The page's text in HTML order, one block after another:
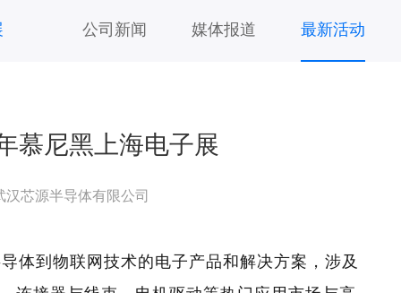
公司新闻 媒体报道 最新活动
慕尼黑上海电子展
汉芯源半导体有限公司
体到物联网技术的电子产品和解决方案，涉及